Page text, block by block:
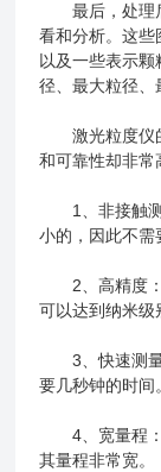
最后，处理后
看和分析。这些
以及一些表示
径、最大粒径、
激光粒度仪的
和可靠性却非常
1、非接触测
小的，因此不需
2、高精度：
可以达到纳米级
3、快速测量
要几秒钟的时间
4、宽量程：
其量程非常宽。